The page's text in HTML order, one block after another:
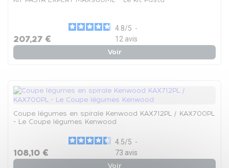
4.8/5 -
12 avis
207,27 €
Voir
Coupe légumes en spirale Kenwood KAX712PL / KAX700PL
- Le Coupe légumes Kenwood
4.5/5 -
73 avis
108,10 €
Voir